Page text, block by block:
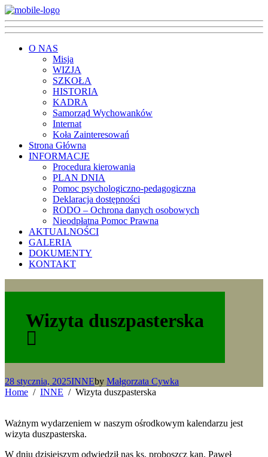
O NAS
Misja
WIZJA
SZKOŁA
HISTORIA
KADRA
Samorząd Wychowanków
Internat
Koła Zainteresowań
Strona Główna
INFORMACJE
Procedura kierowania
PLAN DNIA
Pomoc psychologiczno-pedagogiczna
Deklaracja dostępności
RODO – Ochrona danych osobowych
Nieodpłatna Pomoc Prawna
AKTUALNOŚCI
GALERIA
DOKUMENTY
KONTAKT
Wizyta duszpasterska
28 stycznia, 2025INNEby Małgorzata Cywka
Home
INNE Wizyta duszpasterska
Ważnym wydarzeniem w naszym ośrodkowym kalendarzu jest
wizyta duszpasterska.
W dniu dzisiejszym odwiedził nas ks. proboszcz kan. Paweł